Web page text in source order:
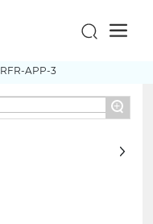
RFR-APP-3
+